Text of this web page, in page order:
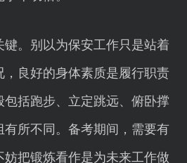
。别以为保安工作只是站着
良好的身体素质是履行职责
括跑步、立定跳远、俯卧撑
所不同。备考期间，需要有
把锻炼看作是为未来工作做